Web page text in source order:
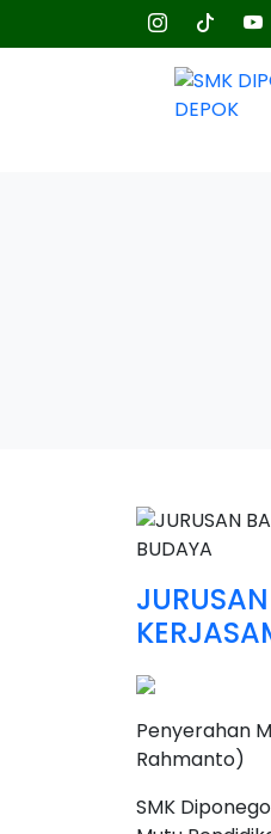
Penyerahan
Rahmanto)
SMK